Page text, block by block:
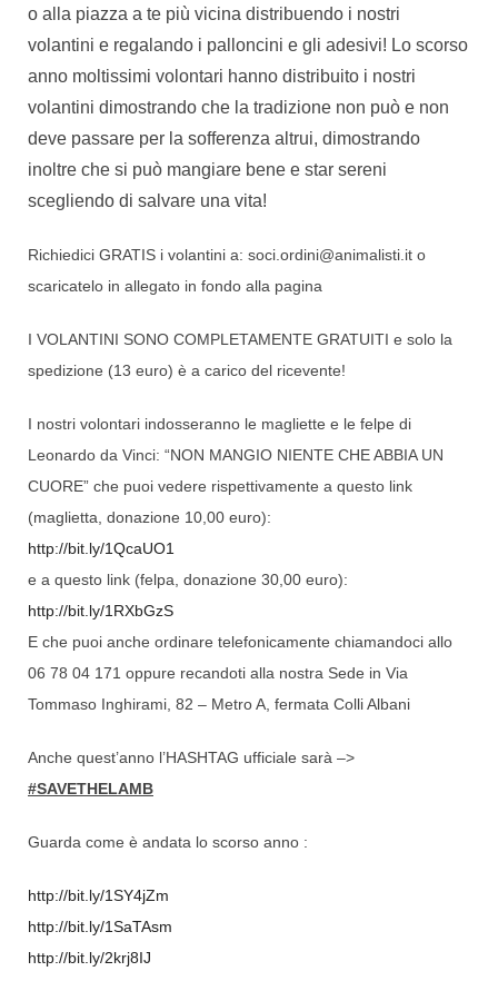
o alla piazza a te più vicina distribuendo i nostri
volantini e regalando i palloncini e gli adesivi! Lo scorso
anno moltissimi volontari hanno distribuito i nostri
volantini dimostrando che la tradizione non può e non
deve passare per la sofferenza altrui, dimostrando
inoltre che si può mangiare bene e star sereni
scegliendo di salvare una vita!
Richiedici GRATIS i volantini a: soci.ordini@animalisti.it o
scaricatelo in allegato in fondo alla pagina
I VOLANTINI SONO COMPLETAMENTE GRATUITI e solo la
spedizione (13 euro) è a carico del ricevente!
I nostri volontari indosseranno le magliette e le felpe di
Leonardo da Vinci: “NON MANGIO NIENTE CHE ABBIA UN
CUORE” che puoi vedere rispettivamente a questo link
(maglietta, donazione 10,00 euro):
http://bit.ly/1QcaUO1
e a questo link (felpa, donazione 30,00 euro):
http://bit.ly/1RXbGzS
E che puoi anche ordinare telefonicamente chiamandoci allo
06 78 04 171 oppure recandoti alla nostra Sede in Via
Tommaso Inghirami, 82 – Metro A, fermata Colli Albani
Anche quest’anno l’HASHTAG ufficiale sarà –>
#SAVETHELAMB
Guarda come è andata lo scorso anno :
http://bit.ly/1SY4jZm
http://bit.ly/1SaTAsm
http://bit.ly/2krj8IJ